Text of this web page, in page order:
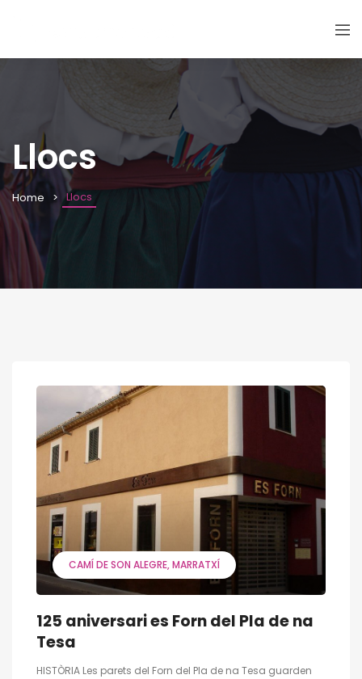
Llocs
Home Llocs
CAMÍ DE SON ALEGRE MARRATXÍ
125 aniversari es Forn del Pla de na
Tesa
HISTÒRIA Les parets del Forn del Pla de na Tesa guarden